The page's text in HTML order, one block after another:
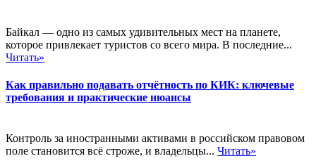
Байкал — одно из самых удивительных мест на планете,
которое привлекает туристов со всего мира. В последние...
Читать»
Как правильно подавать отчётность по КИК: ключевые
требования и практические нюансы
Контроль за иностранными активами в российском правовом
поле становится всё строже, и владельцы... Читать»